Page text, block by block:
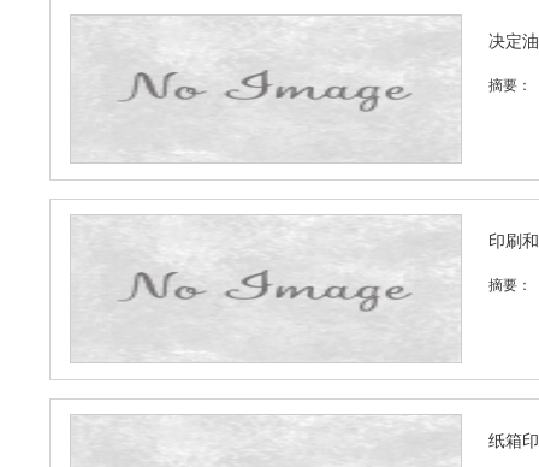
决定
摘要：
印刷
摘要：
纸箱